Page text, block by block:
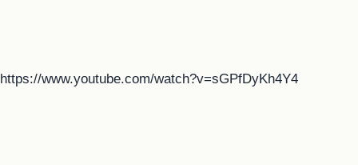
https://www.youtube.com/watch?v=sGPfDyKh4Y4